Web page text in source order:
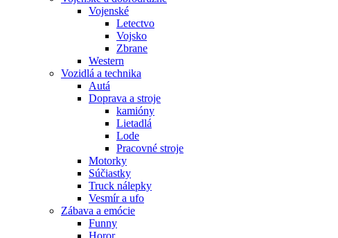
Vojenské
Letectvo
Vojsko
Zbrane
Western
Vozidlá a technika
Autá
Doprava a stroje
kamióny
Lietadlá
Lode
Pracovné stroje
Motorky
Súčiastky
Truck nálepky
Vesmír a ufo
Zábava a emócie
Funny
Horor